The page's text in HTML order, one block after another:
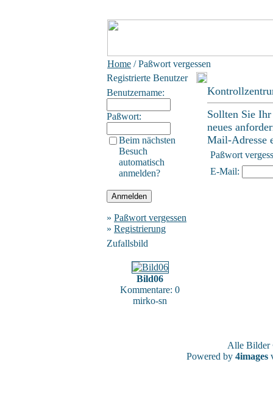
Home / Paßwort vergessen
Registrierte Benutzer
Benutzername:
Paßwort:
Beim nächsten
Besuch
automatisch
anmelden?
» Paßwort vergessen
» Registrierung
Zufallsbild
Bild06
Kommentare: 0
mirko-sn
Sollten Sie
neues
Mail-Adresse
Paßwort
E-Mail:
Alle
Powered by 4images